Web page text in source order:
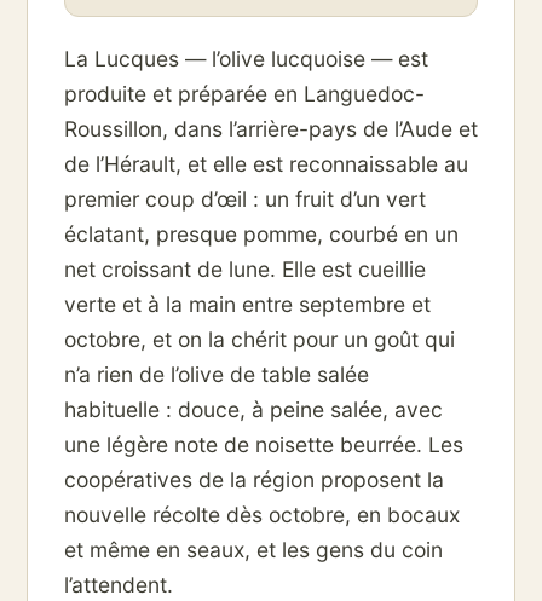
La Lucques — l’olive lucquoise — est
produite et préparée en Languedoc-
Roussillon, dans l’arrière-pays de l’Aude et
de l’Hérault, et elle est reconnaissable au
premier coup d’œil : un fruit d’un vert
éclatant, presque pomme, courbé en un
net croissant de lune. Elle est cueillie
verte et à la main entre septembre et
octobre, et on la chérit pour un goût qui
n’a rien de l’olive de table salée
habituelle : douce, à peine salée, avec
une légère note de noisette beurrée. Les
coopératives de la région proposent la
nouvelle récolte dès octobre, en bocaux
et même en seaux, et les gens du coin
l’attendent.